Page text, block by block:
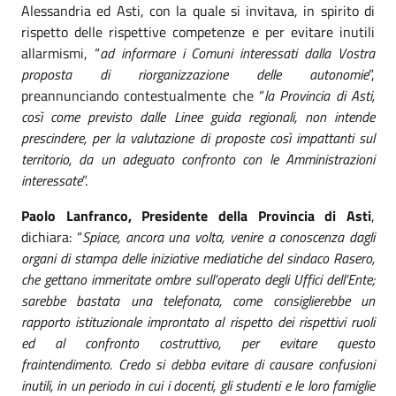
Alessandria ed Asti, con la quale si invitava, in spirito di
rispetto delle rispettive competenze e per evitare inutili
allarmismi, “ad informare i Comuni interessati dalla Vostra
proposta di riorganizzazione delle autonomie”,
preannunciando contestualmente che “la Provinciadi Asti,
così come previsto dalle Linee guida regionali, non intende
prescindere, per la valutazione di proposte così impattanti sul
territorio, da un adeguato confronto con le Amministrazioni
interessate”.
Paolo Lanfranco, Presidente della Provincia di Asti,
dichiara: “Spiace, ancora una volta, venire a conoscenza dagli
organi di stampa delle iniziative mediatiche del sindaco Rasero,
che gettano immeritate ombre sull’operato degli Uffici dell’Ente;
sarebbe bastata una telefonata, come consiglierebbe un
rapporto istituzionale improntato al rispetto dei rispettivi ruoli
ed al confronto costruttivo, per evitare questo
fraintendimento. Credo si debba evitare di causare confusioni
inutili, in un periodo in cui i docenti, gli studenti e le loro famiglie